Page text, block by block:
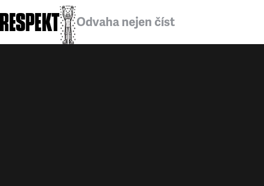
Odvaha nejen číst